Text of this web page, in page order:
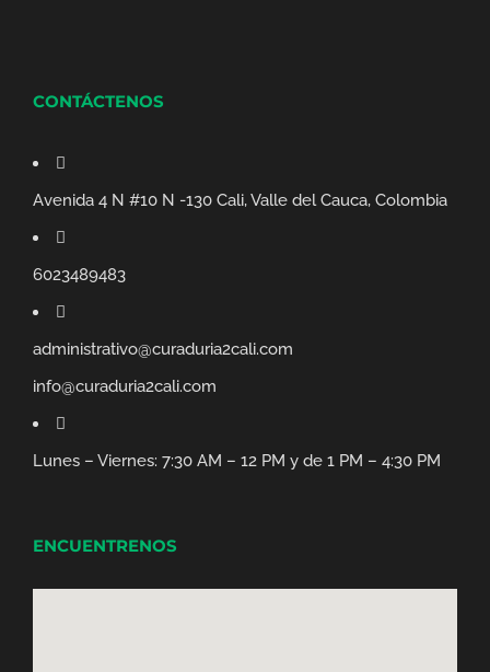
CONTÁCTENOS
Avenida 4 N #10 N -130 Cali, Valle del Cauca, Colombia
6023489483
administrativo@curaduria2cali.com
info@curaduria2cali.com
Lunes – Viernes: 7:30 AM – 12 PM y de 1 PM – 4:30 PM
ENCUENTRENOS